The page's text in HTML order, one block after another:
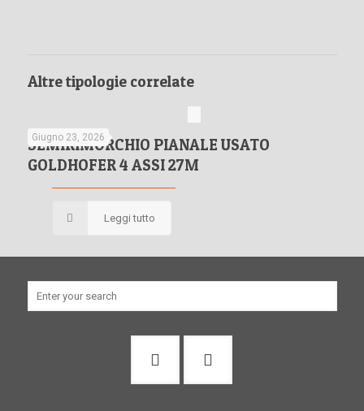
Altre tipologie correlate
SEMIRIMORCHIO
4
ASSI
Giugno 23, 2026
SEMIRIMORCHIO PIANALE USATO
GOLDHOFER 4 ASSI 27M
Leggi tutto